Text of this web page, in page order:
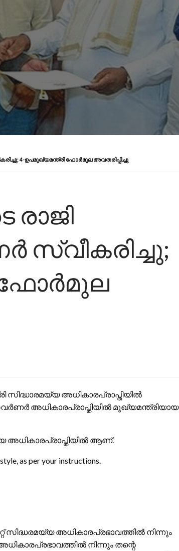
4-ഉപമുഖ്യമന്ത്രി ഫോർമുല അവതരിപ്പിച്ചു
സ്വീകരിച്ചു;
ഫോർമുല
അധികാരപ്രാപ്തിയിൽ
അധികാരപ്രാപ്തിയിൽ മുഖ്യമന്ത്രിയായ
അധികാരപ്രാപ്തിയിൽ ആണ്.
as per your instructions.
അധികാരപ്രഭാവത്തിൽ നിന്നും
നിന്നും തന്റെ